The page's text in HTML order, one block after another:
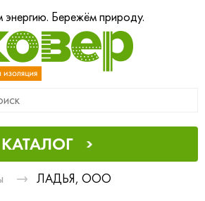
Бережём природу.
КАТАЛОГ
ЛАДЬЯ, ООО